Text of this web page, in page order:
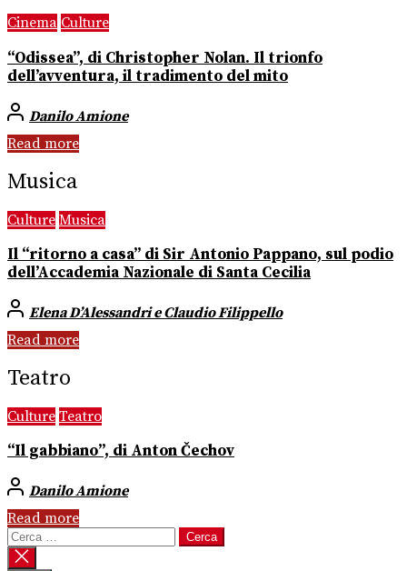
Cinema Culture
“Odissea”, di Christopher Nolan. Il trionfo
dell’avventura, il tradimento del mito
Danilo Amione
Read more
Musica
Culture Musica
Il “ritorno a casa” di Sir Antonio Pappano, sul podio
dell’Accademia Nazionale di Santa Cecilia
Elena D’Alessandri e Claudio Filippello
Read more
Teatro
Culture Teatro
“Il gabbiano”, di Anton Čechov
Danilo Amione
Read more
Ricerca
per: